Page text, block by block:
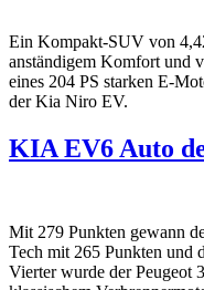
Ein Kompakt-SUV von
anständigem Komfort und
eines 204 PS starken E-
der Kia Niro EV.
KIA EV6 Auto
Mit 279 Punkten gewann
Tech mit 265 Punkten und
Vierter wurde der Peugeot